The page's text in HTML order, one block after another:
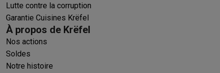
Lutte contre la corruption
Garantie Cuisines Krëfel
À propos de Krëfel
Nos actions
Soldes
Notre histoire